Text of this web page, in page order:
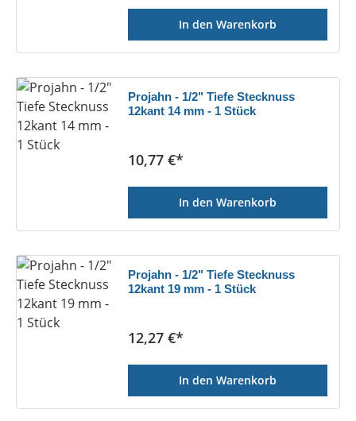
In den Warenkorb
Projahn - 1/2" Tiefe Stecknuss
12kant 14 mm - 1 Stück
Regulärer Preis:
10,77 €*
In den Warenkorb
Projahn - 1/2" Tiefe Stecknuss
12kant 19 mm - 1 Stück
Regulärer Preis:
12,27 €*
In den Warenkorb